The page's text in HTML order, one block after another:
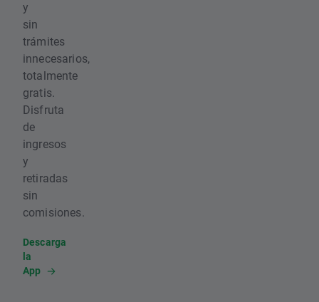
y
sin
trámites
innecesarios,
totalmente
gratis.
Disfruta
de
ingresos
y
retiradas
sin
comisiones.
Descarga
la
App